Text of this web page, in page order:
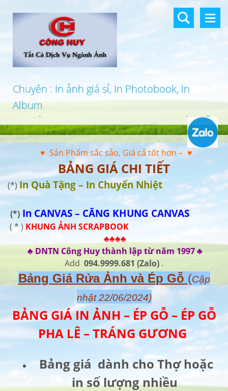
Chuyên : In ảnh giá sỉ, In Photobook, In
Album
In khổ lớn, In UV 3D, In Canvas, In PP, Ép Gỗ
…
♥ Sản Phẩm sắc sảo, Giá cả tốt hơn – ♥
BẢNG GIÁ CHI TIẾT
(*)In Quà Tặng – In Chuyển Nhiệt
(*) In CANVAS – CĂNG KHUNG CANVAS
( * ) KHUNG ẢNH SCRAPBOOK
♣♣♣♣
♣ DNTN Công Huy thành lập từ năm 1997 ♣
Add 094.9999.681 (Zalo) .
Bảng Giá Rửa Ảnh và Ép Gỗ (Cập
nhật 22/06/2024)
BẢNG GIÁ IN ẢNH – ÉP GỖ – ÉP GỖ
PHA LÊ – TRÁNG GƯƠNG
Bảng giá dành cho Thợ hoặc
in số lượng nhiều